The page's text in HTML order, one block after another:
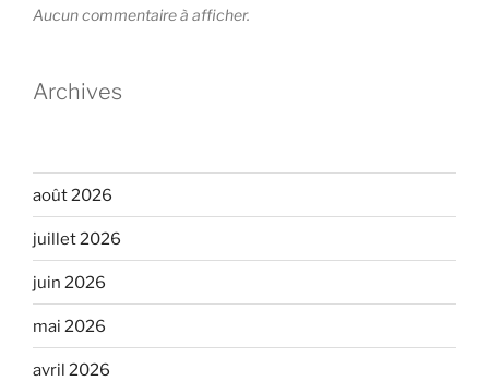
Aucun commentaire à afficher.
Archives
août 2026
juillet 2026
juin 2026
mai 2026
avril 2026